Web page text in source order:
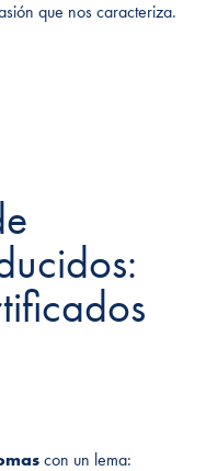
que nos caracteriza.
con un lema: